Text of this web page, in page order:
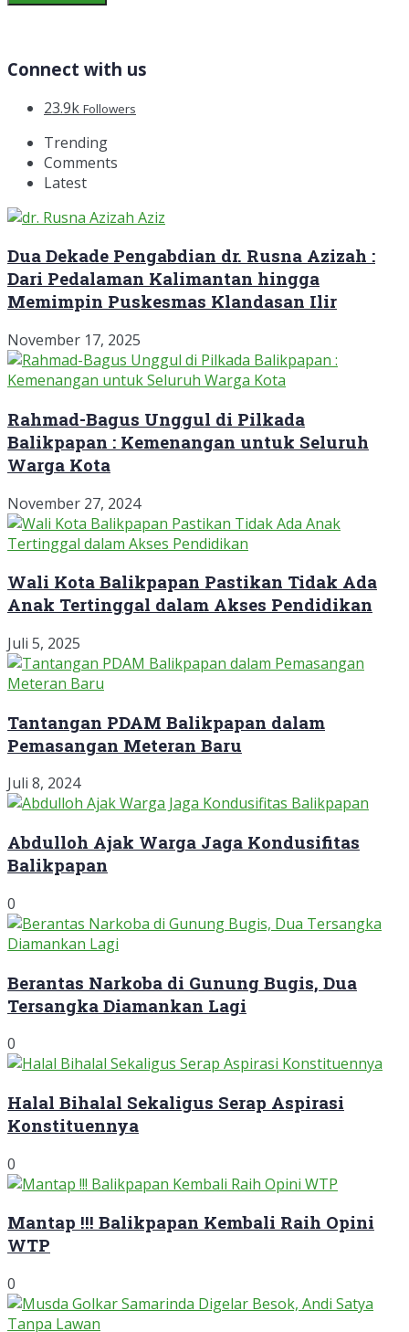
Connect with us
23.9k Followers
Trending
Comments
Latest
Dua Dekade Pengabdian dr. Rusna Azizah :
Dari Pedalaman Kalimantan hingga
Memimpin Puskesmas Klandasan Ilir
November 17, 2025
Rahmad-Bagus Unggul di Pilkada
Balikpapan : Kemenangan untuk Seluruh
Warga Kota
November 27, 2024
Wali Kota Balikpapan Pastikan Tidak Ada
Anak Tertinggal dalam Akses Pendidikan
Juli 5, 2025
Tantangan PDAM Balikpapan dalam
Pemasangan Meteran Baru
Juli 8, 2024
Abdulloh Ajak Warga Jaga Kondusifitas
Balikpapan
0
Berantas Narkoba di Gunung Bugis, Dua
Tersangka Diamankan Lagi
0
Halal Bihalal Sekaligus Serap Aspirasi
Konstituennya
0
Mantap !!! Balikpapan Kembali Raih Opini
WTP
0